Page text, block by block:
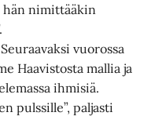
hän nimittääkin
vuorossa
Haavistosta mallia ja
ihmisiä.
pulssille”, paljasti